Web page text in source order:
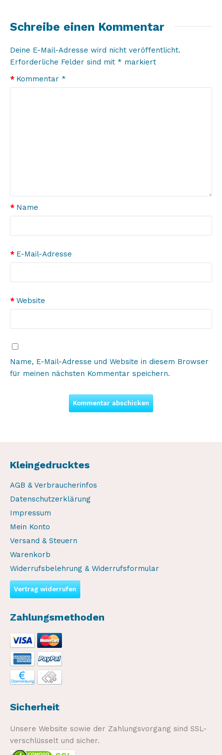
Schreibe einen Kommentar
Deine E-Mail-Adresse wird nicht veröffentlicht.
Erforderliche Felder sind mit * markiert
Kommentar *
Name
E-Mail-Adresse
Website
Name, E-Mail-Adresse und Website in diesem Browser
für meinen nächsten Kommentar speichern.
Kleingedrucktes
AGB & Verbraucherinfos
Datenschutzerklärung
Impressum
Mein Konto
Versand & Steuern
Warenkorb
Widerrufsbelehrung & Widerrufsformular
Vertrag widerrufen
Zahlungsmethoden
Sicherheit
Unsere Website sowie der Zahlungsvorgang sind SSL-
verschlüsselt und sicher.